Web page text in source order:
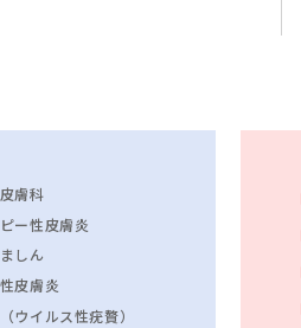
膚科
ー性皮膚炎
しん
皮膚炎
ウイルス性疣贅）